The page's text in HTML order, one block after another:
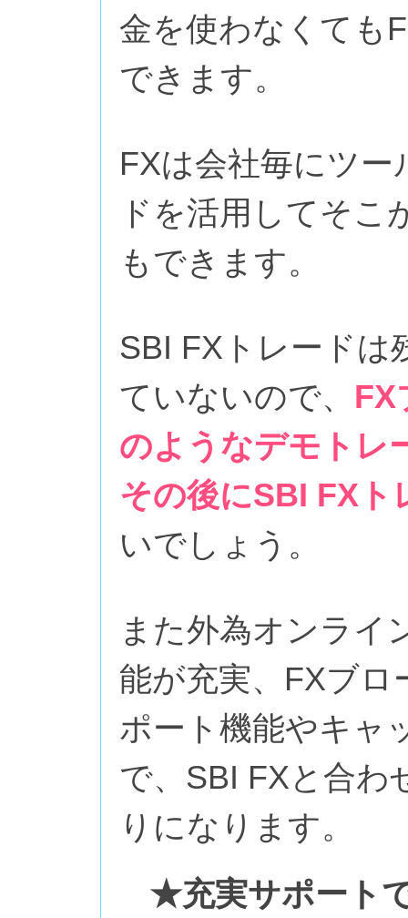
金を使わなくても
できます。
FXは会社毎にツ
ドを活用してそこ
もできます。
SBI FXトレードは
ていないので、 FX
のようなデモトレ
その後にSBI FXト
いでしょう。
また外為オンライ
能が充実、FXブ
ポート機能やキャ
で、SBI FXと合わ
りになります。
★充実サポート